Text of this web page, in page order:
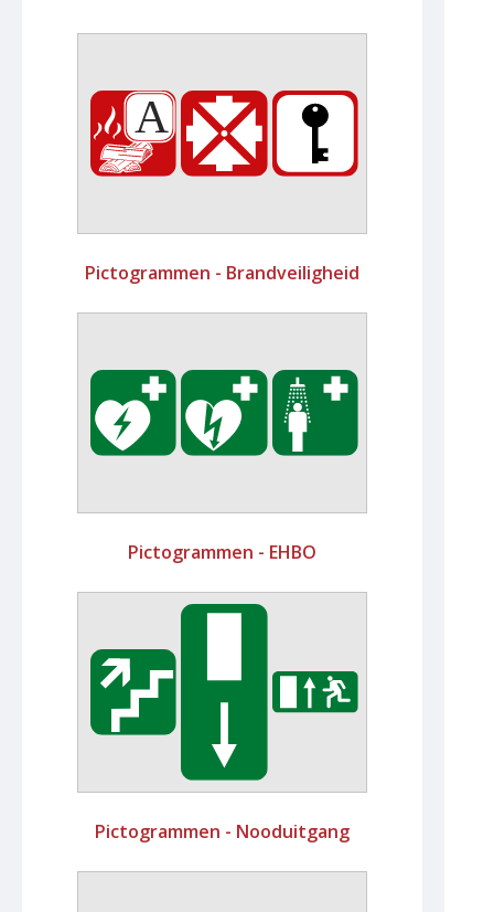
Pictogrammen - Brandveiligheid
Pictogrammen - EHBO
Pictogrammen - Nooduitgang